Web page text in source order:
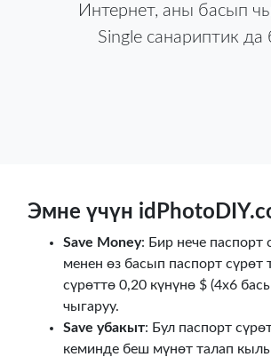
Интернет, аны басып
Single санариптик да
Эмне үчүн
Save Money: Бир нече паспорт
менен өз басып паспорт сүрөт
сүрөттө 0,20 күнүнө $ (4x6
чыгаруу.
Save убакыт: Бул паспорт
кеминде беш мүнөт талап